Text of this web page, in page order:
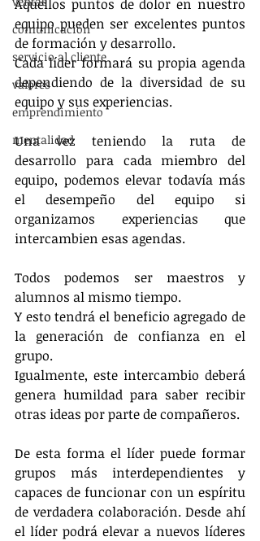
comunicación
servicio al cliente
valores
emprendimiento
mentalidad
Aquellos puntos de dolor en nuestro
equipo pueden ser excelentes puntos
de formación y desarrollo.
Cada líder formará su propia agenda
dependiendo de la diversidad de su
equipo y sus experiencias.
Una vez teniendo la ruta de
desarrollo para cada miembro del
equipo, podemos elevar todavía más
el desempeño del equipo si
organizamos experiencias que
intercambien esas agendas.
Todos podemos ser maestros y
alumnos al mismo tiempo.
Y esto tendrá el beneficio agregado de
la generación de confianza en el
grupo.
Igualmente, este intercambio deberá
genera humildad para saber recibir
otras ideas por parte de compañeros.
De esta forma el líder puede formar
grupos más interdependientes y
capaces de funcionar con un espíritu
de verdadera colaboración. Desde ahí
el líder podrá elevar a nuevos líderes